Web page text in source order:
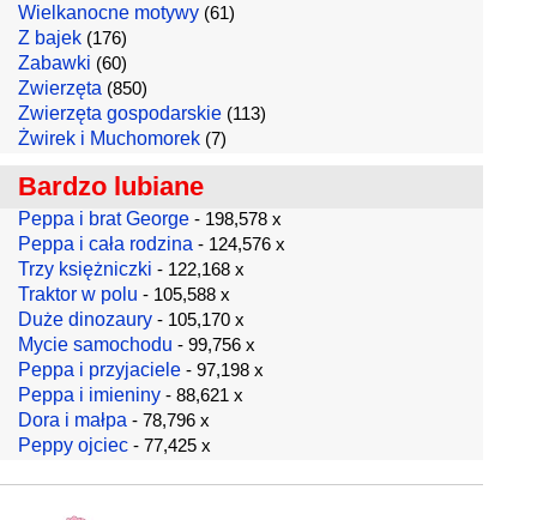
Wielkanocne motywy (61)
Z bajek (176)
Zabawki (60)
Zwierzęta (850)
Zwierzęta gospodarskie (113)
Żwirek i Muchomorek (7)
Bardzo lubiane
Peppa i brat George - 198,578 x
Peppa i cała rodzina - 124,576 x
Trzy księżniczki - 122,168 x
Traktor w polu - 105,588 x
Duże dinozaury - 105,170 x
Mycie samochodu - 99,756 x
Peppa i przyjaciele - 97,198 x
Peppa i imieniny - 88,621 x
Dora i małpa - 78,796 x
Peppy ojciec - 77,425 x